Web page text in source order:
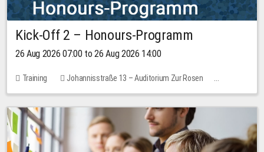
Kick-Off 2 – Honours-Programm
26 Aug 2026 07:00 to 26 Aug 2026 14:00
Training
Johannisstraße 13 – Auditorium Zur Rosen
No free places